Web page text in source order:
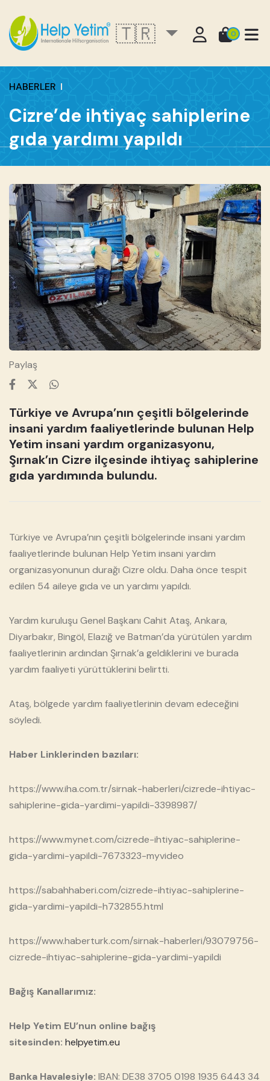
🇹🇷 0
HABERLER
Cizre’de ihtiyaç sahiplerine
gıda yardımı yapıldı
Paylaş
Türkiye ve Avrupa’nın çeşitli bölgelerinde
insani yardım faaliyetlerinde bulunan Help
Yetim insani yardım organizasyonu,
Şırnak’ın Cizre ilçesinde ihtiyaç sahiplerine
gıda yardımında bulundu.
Türkiye ve Avrupa’nın çeşitli bölgelerinde insani yardım
faaliyetlerinde bulunan Help Yetim insani yardım
organizasyonunun durağı Cizre oldu. Daha önce tespit
edilen 54 aileye gıda ve un yardımı yapıldı.
Yardım kuruluşu Genel Başkanı Cahit Ataş, Ankara,
Diyarbakır, Bingöl, Elazığ ve Batman’da yürütülen yardım
faaliyetlerinin ardından Şırnak’a geldiklerini ve burada
yardım faaliyeti yürüttüklerini belirtti.
Ataş, bölgede yardım faaliyetlerinin devam edeceğini
söyledi.
Haber Linklerinden bazıları:
https://www.iha.com.tr/sirnak-haberleri/cizrede-ihtiyac-
sahiplerine-gida-yardimi-yapildi-3398987/
https://www.mynet.com/cizrede-ihtiyac-sahiplerine-
gida-yardimi-yapildi-7673323-myvideo
https://sabahhaberi.com/cizrede-ihtiyac-sahiplerine-
gida-yardimi-yapildi-h732855.html
https://www.haberturk.com/sirnak-haberleri/93079756-
cizrede-ihtiyac-sahiplerine-gida-yardimi-yapildi
Bağış Kanallarımız:
Help Yetim EU’nun online bağış
sitesinden: helpyetim.eu
Banka Havalesiyle: IBAN: DE38 3705 0198 1935 6443 34